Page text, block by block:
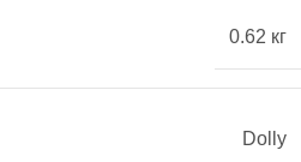
0.62 кг
Dolly